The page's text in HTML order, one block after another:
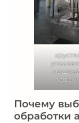
Почему
обработки